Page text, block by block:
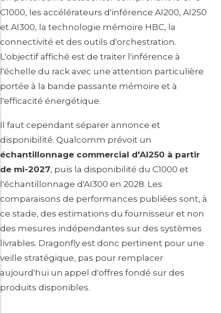
C1000, les accélérateurs d'inférence AI200, AI250
et AI300, la technologie mémoire HBC, la
connectivité et des outils d'orchestration.
L'objectif affiché est de traiter l'inférence à
l'échelle du rack avec une attention particulière
portée à la bande passante mémoire et à
l'efficacité énergétique.
Il faut cependant séparer annonce et
disponibilité. Qualcomm prévoit un
échantillonnage commercial d'AI250 à partir
de mi-2027, puis la disponibilité du C1000 et
l'échantillonnage d'AI300 en 2028. Les
comparaisons de performances publiées sont, à
ce stade, des estimations du fournisseur et non
des mesures indépendantes sur des systèmes
livrables. Dragonfly est donc pertinent pour une
veille stratégique, pas pour remplacer
aujourd'hui un appel d'offres fondé sur des
produits disponibles.